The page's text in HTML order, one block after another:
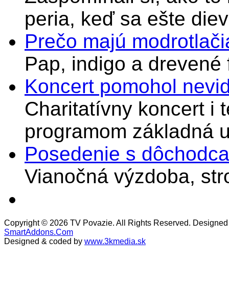
peria, keď sa ešte
Prečo majú
Pap, indigo a drevené
Koncert pomohol
Charitatívny koncert i
programom základná
Posedenie s
Vianočná výzdoba,
Copyright © 2026 TV Povazie. All Rights Reserved.
SmartAddons.Com
Designed & coded by www.3kmedia.sk